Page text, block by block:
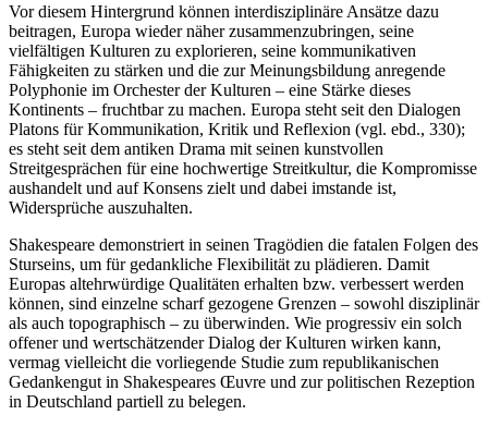
Vor diesem Hintergrund können interdisziplinäre Ansätze dazu
beitragen, Europa wieder näher zusammenzubringen, seine
vielfältigen Kulturen zu explorieren, seine kommunikativen
Fähigkeiten zu stärken und die zur Meinungsbildung anregende
Polyphonie im Orchester der Kulturen – eine Stärke dieses
Kontinents – fruchtbar zu machen. Europa steht seit den Dialogen
Platons für Kommunikation, Kritik und Reflexion (vgl. ebd., 330);
es steht seit dem antiken Drama mit seinen kunstvollen
Streitgesprächen für eine hochwertige Streitkultur, die Kompromisse
aushandelt und auf Konsens zielt und dabei imstande ist,
Widersprüche auszuhalten.
Shakespeare demonstriert in seinen Tragödien die fatalen Folgen des
Sturseins, um für gedankliche Flexibilität zu plädieren. Damit
Europas altehrwürdige Qualitäten erhalten bzw. verbessert werden
können, sind einzelne scharf gezogene Grenzen – sowohl disziplinär
als auch topographisch – zu überwinden. Wie progressiv ein solch
offener und wertschätzender Dialog der Kulturen wirken kann,
vermag vielleicht die vorliegende Studie zum republikanischen
Gedankengut in Shakespeares Œuvre und zur politischen Rezeption
in Deutschland partiell zu belegen.